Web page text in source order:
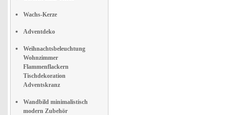
Wachs-Kerze
Adventdeko
Weihnachtsbeleuchtung
Wohnzimmer
Flammenflackern
Tischdekoration
Adventskranz
Wandbild minimalistisch
modern Zubehör